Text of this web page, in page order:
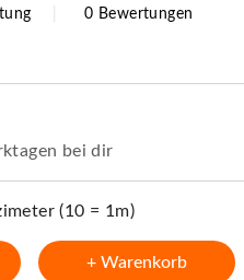
0 Bewertungen
bei dir
(10 = 1m)
+ Warenkorb